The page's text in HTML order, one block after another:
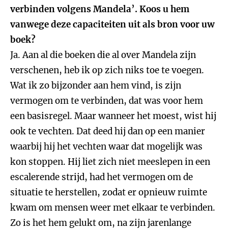
verbinden volgens Mandela’. Koos u hem
vanwege deze capaciteiten uit als bron voor uw
boek?
Ja. Aan al die boeken die al over Mandela zijn
verschenen, heb ik op zich niks toe te voegen.
Wat ik zo bijzonder aan hem vind, is zijn
vermogen om te verbinden, dat was voor hem
een basisregel. Maar wanneer het moest, wist hij
ook te vechten. Dat deed hij dan op een manier
waarbij hij het vechten waar dat mogelijk was
kon stoppen. Hij liet zich niet meeslepen in een
escalerende strijd, had het vermogen om de
situatie te herstellen, zodat er opnieuw ruimte
kwam om mensen weer met elkaar te verbinden.
Zo is het hem gelukt om, na zijn jarenlange